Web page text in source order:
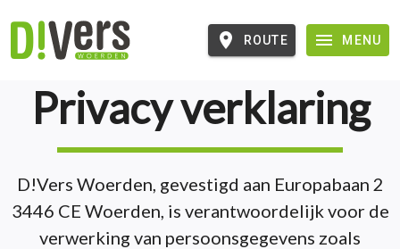
ROUTE MENU
Privacy verklaring
D!Vers Woerden, gevestigd aan Europabaan 2
3446 CE Woerden, is verantwoordelijk voor de
verwerking van persoonsgegevens zoals